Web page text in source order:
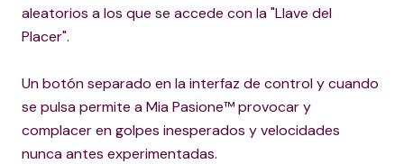
aleatorios a los que se accede con la "Llave del
Placer".
Un botón separado en la interfaz de control y cuando
se pulsa permite a Mia Pasione™ provocar y
complacer en golpes inesperados y velocidades
nunca antes experimentadas.